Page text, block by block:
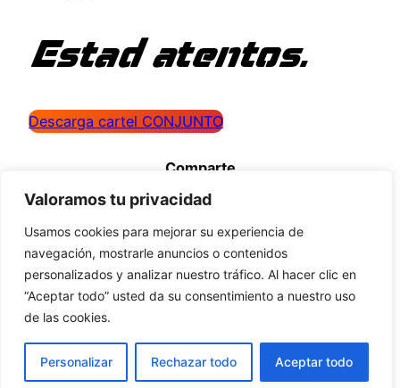
Valoramos tu privacidad
Usamos cookies para mejorar su experiencia de
navegación, mostrarle anuncios o contenidos
personalizados y analizar nuestro tráfico. Al hacer clic en
“Aceptar todo” usted da su consentimiento a nuestro uso
de las cookies.
Personalizar Rechazar todo Aceptar todo
Estad atentos.
Descarga cartel CONJUNTO
Comparte
Aviso legal y de privacidad